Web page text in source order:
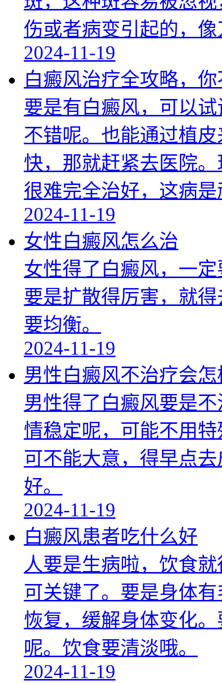
伤或者病变引起的，
2024-11-19
白癜风治疗全攻略，
要是有白癜风，可以
不错呢。也能通过植
快，那就赶紧去医院
很难完全治好，这病
2024-11-19
女性白癜风怎么治
女性得了白癜风，一
要是扩散得厉害，就
要均衡。
2024-11-19
男性白癜风不治疗会怎
男性得了白癜风要是
情稳定呢，可能不用
可不能大意，得早点
好。
2024-11-19
白癜风患者吃什么好
人要是生病啦，饮食
可关键了。要是身体
恢复，缓解身体变化
呢。饮食要清淡哦。
2024-11-19